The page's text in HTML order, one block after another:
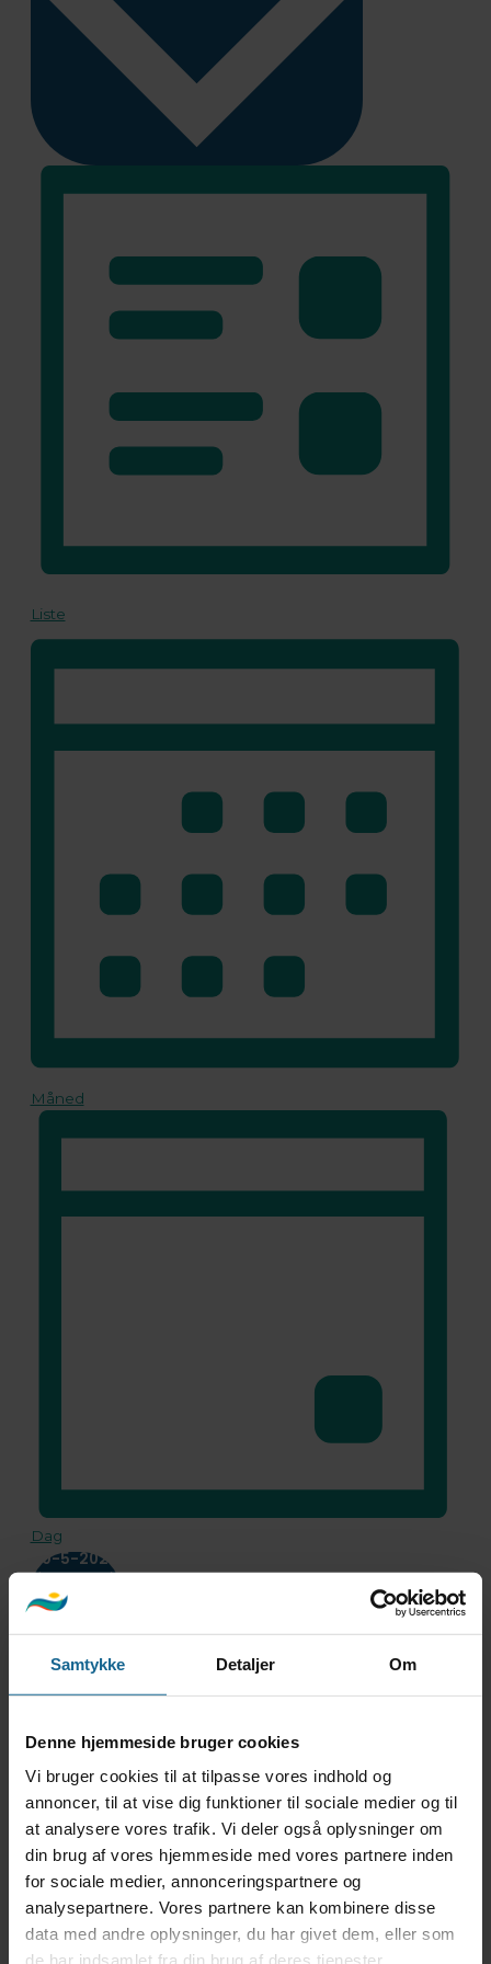
Samtykke Detaljer Om
Denne hjemmeside bruger cookies
Vi bruger cookies til at tilpasse vores indhold og
annoncer, til at vise dig funktioner til sociale medier og til
at analysere vores trafik. Vi deler også oplysninger om
din brug af vores hjemmeside med vores partnere inden
for sociale medier, annonceringspartnere og
analysepartnere. Vores partnere kan kombinere disse
data med andre oplysninger, du har givet dem, eller som
de har indsamlet fra din brug af deres tjenester.
Liste
Måned
Dag
20-5-2026
Forårsudstilling